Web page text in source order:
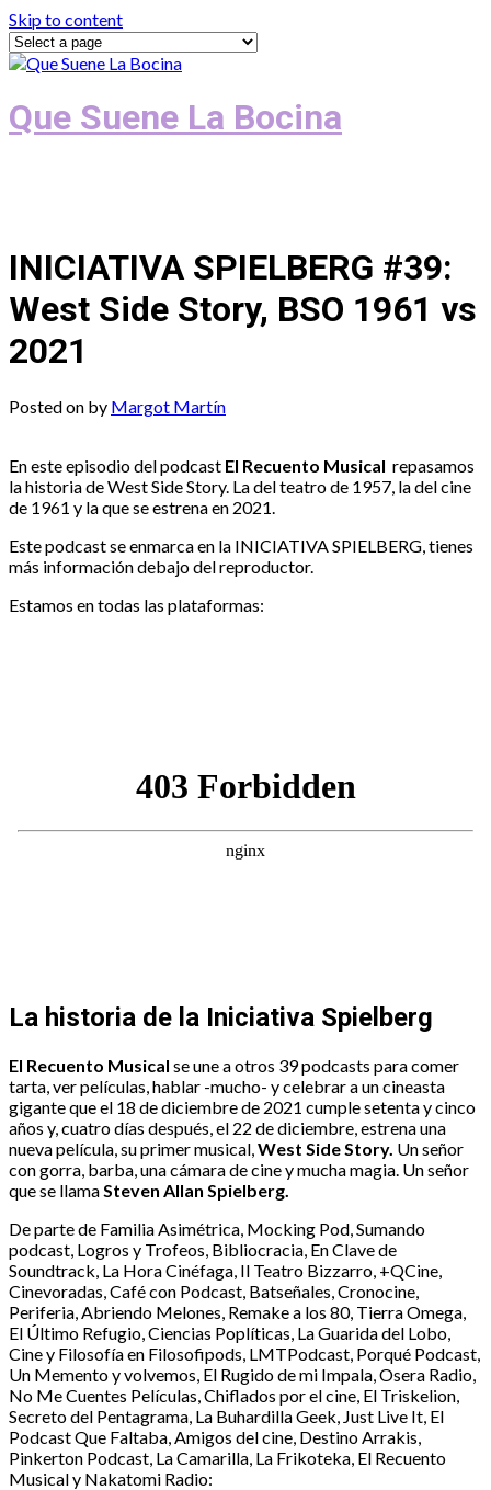
Skip to content
Que Suene La Bocina
INICIATIVA SPIELBERG #39:
West Side Story, BSO 1961 vs
2021
Posted on by Margot Martín
En este episodio del podcast El Recuento Musical repasamos
la historia de West Side Story. La del teatro de 1957, la del cine
de 1961 y la que se estrena en 2021.
Este podcast se enmarca en la INICIATIVA SPIELBERG, tienes
más información debajo del reproductor.
Estamos en todas las plataformas:
La historia de la Iniciativa Spielberg
El Recuento Musical se une a otros 39 podcasts para comer
tarta, ver películas, hablar -mucho- y celebrar a un cineasta
gigante que el 18 de diciembre de 2021 cumple setenta y cinco
años y, cuatro días después, el 22 de diciembre, estrena una
nueva película, su primer musical, West Side Story. Un señor
con gorra, barba, una cámara de cine y mucha magia. Un señor
que se llama Steven Allan Spielberg.
De parte de Familia Asimétrica, Mocking Pod, Sumando
podcast, Logros y Trofeos, Bibliocracia, En Clave de
Soundtrack, La Hora Cinéfaga, Il Teatro Bizzarro, +QCine,
Cinevoradas, Café con Podcast, Batseñales, Cronocine,
Periferia, Abriendo Melones, Remake a los 80, Tierra Omega,
El Último Refugio, Ciencias Poplíticas, La Guarida del Lobo,
Cine y Filosofía en Filosofipods, LMTPodcast, Porqué Podcast,
Un Memento y volvemos, El Rugido de mi Impala, Osera Radio,
No Me Cuentes Películas, Chiflados por el cine, El Triskelion,
Secreto del Pentagrama, La Buhardilla Geek, Just Live It, El
Podcast Que Faltaba, Amigos del cine, Destino Arrakis,
Pinkerton Podcast, La Camarilla, La Frikoteka, El Recuento
Musical y Nakatomi Radio: